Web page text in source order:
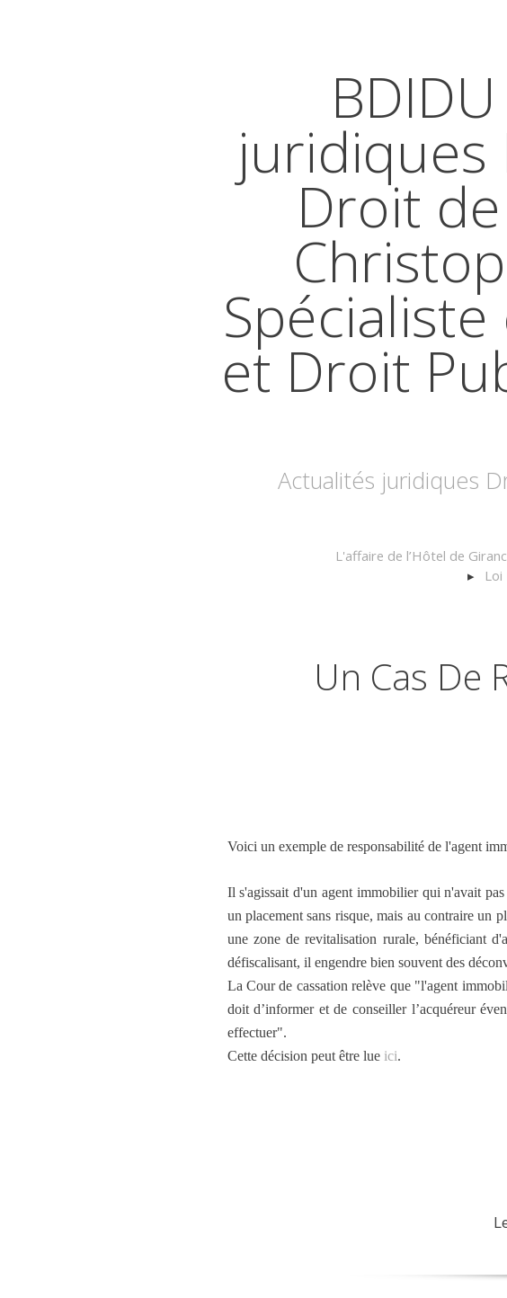
Droit
et Droit
Actualités juridiques
L'affaire de l’Hôtel de
Un Cas De
Voici un exemple de responsabilité de l'agent
Il s'agissait d'un agent immobilier qui n'avait
un placement sans risque, mais au contraire un
une zone de revitalisation rurale, bénéficiant
défiscalisant, il engendre bien souvent des
La Cour de cassation relève que "l'agent
doit d’informer et de conseiller l’acquéreur
effectuer".
Cette décision peut être lue ici.